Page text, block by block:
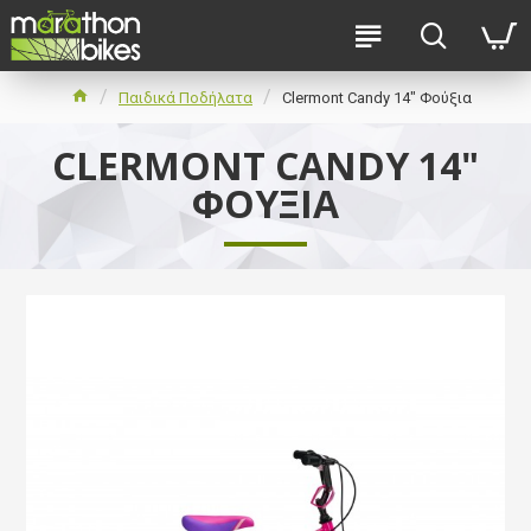
Παιδικά Ποδήλατα Clermont Candy 14" Φούξια
CLERMONT CANDY 14"
ΦΟΎΞΙΑ